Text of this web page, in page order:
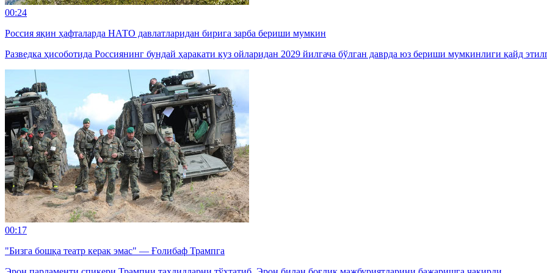
00:24
Россия яқин ҳафталарда НАТО давлатларидан бирига зарба бериши мумкин
Разведка ҳисоботида Россиянинг бундай ҳаракати куз ойларидан 2029 йилгача бўлган даврда юз бериши мумкинлиги қайд
00:17
"Бизга бошқа театр керак эмас" — Ғолибаф Трампга